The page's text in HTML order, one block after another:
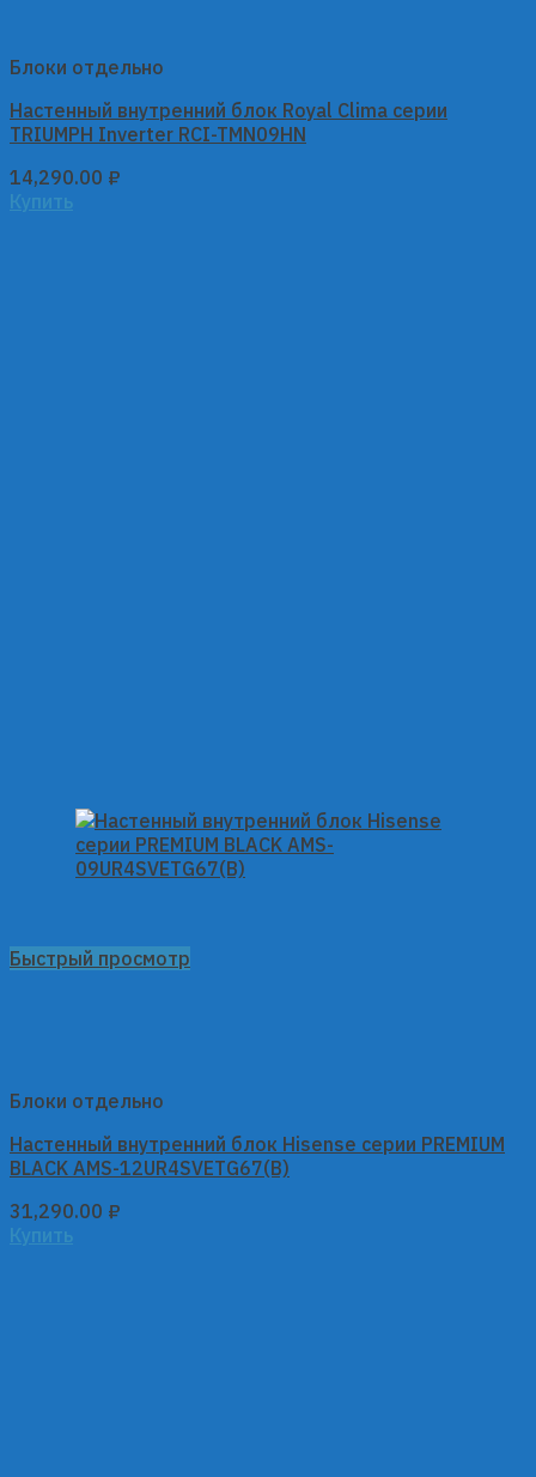
Блоки отдельно
Настенный внутренний блок Royal Clima серии
TRIUMPH Inverter RCI-TMN09HN
14,290.00 ₽
Купить
Быстрый просмотр
Блоки отдельно
Настенный внутренний блок Hisense серии PREMIUM
BLACK AMS-12UR4SVETG67(B)
31,290.00 ₽
Купить